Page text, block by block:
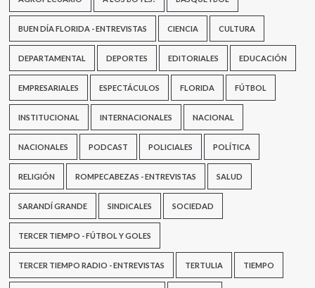
BUEN DÍA FLORIDA - ENTREVISTAS CIENCIA CULTURA
DEPARTAMENTAL DEPORTES EDITORIALES EDUCACIÓN
EMPRESARIALES ESPECTÁCULOS FLORIDA FÚTBOL
INSTITUCIONAL INTERNACIONALES NACIONAL
NACIONALES PODCAST POLICIALES POLÍTICA
RELIGIÓN ROMPECABEZAS - ENTREVISTAS SALUD
SARANDÍ GRANDE SINDICALES SOCIEDAD
TERCER TIEMPO - FÚTBOL Y GOLES
TERCER TIEMPO RADIO - ENTREVISTAS TERTULIA TIEMPO